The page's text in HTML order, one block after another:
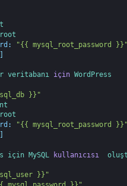
root
:
"{{ mysql_root_password
]
veritabanı için WordPress
}}"
root
:
"{{ mysql_root_password
için MySQL kullanıcısı
}}"